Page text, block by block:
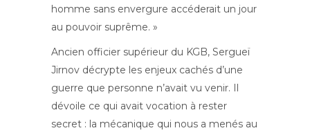
homme sans envergure accéderait un jour
au pouvoir suprême. »
Ancien officier supérieur du KGB, Sergueï
Jirnov décrypte les enjeux cachés d’une
guerre que personne n’avait vu venir. Il
dévoile ce qui avait vocation à rester
secret : la mécanique qui nous a menés au